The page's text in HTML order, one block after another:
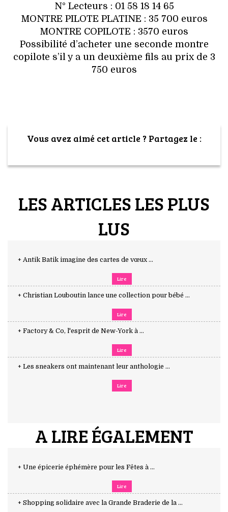
N° Lecteurs : 01 58 18 14 65
MONTRE PILOTE PLATINE : 35 700 euros
MONTRE COPILOTE : 3570 euros
Possibilité d’acheter une seconde montre
copilote s’il y a un deuxième fils au prix de 3
750 euros
Vous avez aimé cet article ? Partagez le :
LES ARTICLES LES PLUS
LUS
+ Antik Batik imagine des cartes de vœux ...
Lire
+ Christian Louboutin lance une collection pour bébé ...
Lire
+ Factory & Co, l'esprit de New-York à ...
Lire
+ Les sneakers ont maintenant leur anthologie ...
Lire
A LIRE ÉGALEMENT
+ Une épicerie éphémère pour les Fêtes à ...
Lire
+ Shopping solidaire avec la Grande Braderie de la ...